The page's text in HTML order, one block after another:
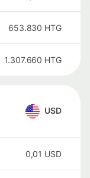
653.830 HTG
1.307.660 HTG
USD
0,01 USD